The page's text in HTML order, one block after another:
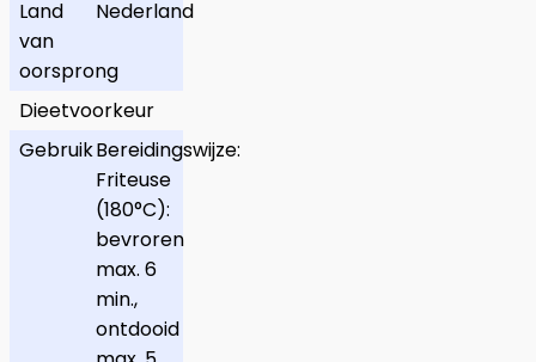
Land
van
oorsprong
Nederland
Dieetvoorkeur
GebruikBereidingswijze:
Friteuse
(180°C):
bevroren
max. 6
min.,
ontdooid